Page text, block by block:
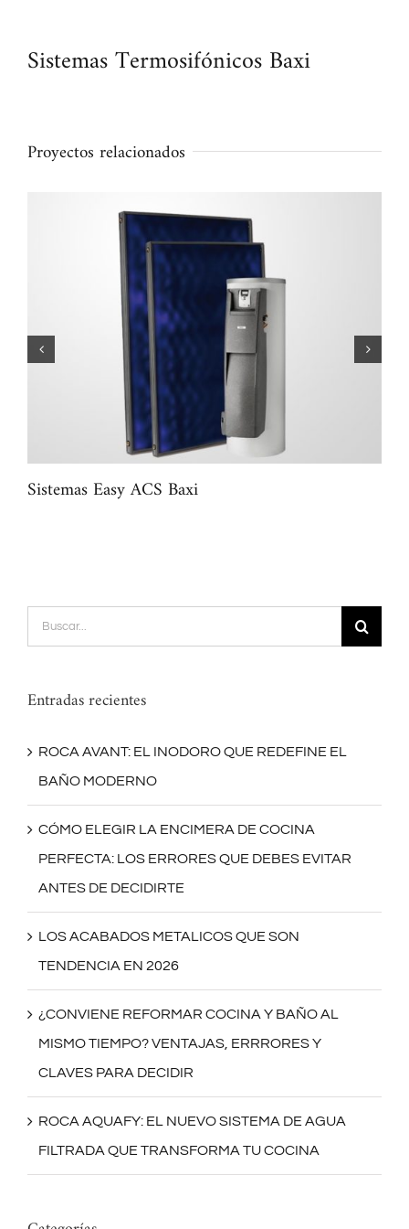
Sistemas Termosifónicos Baxi
Proyectos relacionados
Sistemas Easy ACS Baxi
Buscar:
Entradas recientes
ROCA AVANT: EL INODORO QUE REDEFINE EL
BAÑO MODERNO
CÓMO ELEGIR LA ENCIMERA DE COCINA
PERFECTA: LOS ERRORES QUE DEBES EVITAR
ANTES DE DECIDIRTE
LOS ACABADOS METALICOS QUE SON
TENDENCIA EN 2026
¿CONVIENE REFORMAR COCINA Y BAÑO AL
MISMO TIEMPO? VENTAJAS, ERRRORES Y
CLAVES PARA DECIDIR
ROCA AQUAFY: EL NUEVO SISTEMA DE AGUA
FILTRADA QUE TRANSFORMA TU COCINA